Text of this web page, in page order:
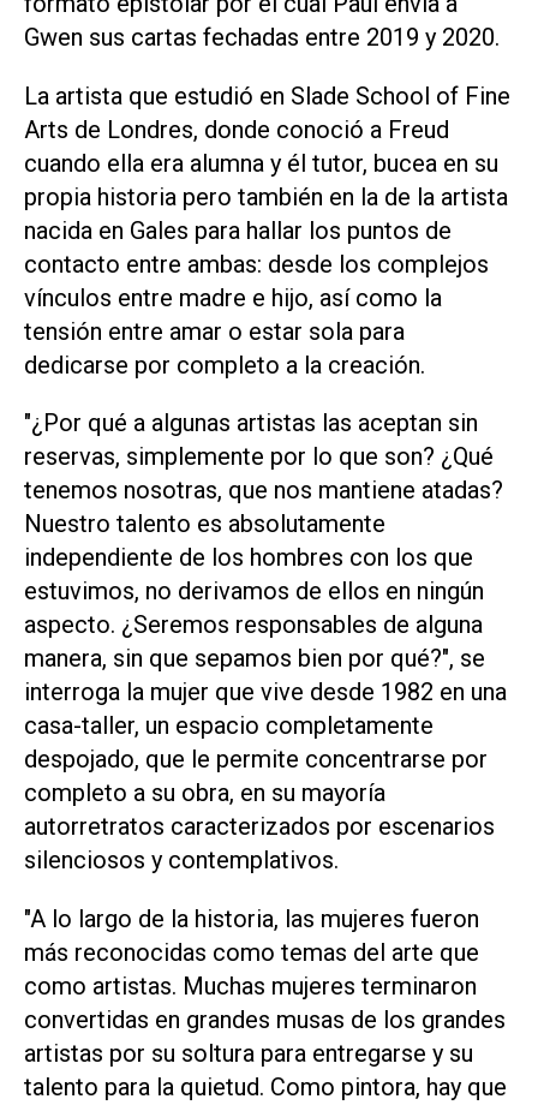
Gwen sus cartas fechadas entre 2019 y 2020.
La artista que estudió en Slade School of Fine
Arts de Londres, donde conoció a Freud
cuando ella era alumna y él tutor, bucea en su
propia historia pero también en la de la artista
nacida en Gales para hallar los puntos de
contacto entre ambas: desde los complejos
vínculos entre madre e hijo, así como la
tensión entre amar o estar sola para
dedicarse por completo a la creación.
"¿Por qué a algunas artistas las aceptan sin
reservas, simplemente por lo que son? ¿Qué
tenemos nosotras, que nos mantiene atadas?
Nuestro talento es absolutamente
independiente de los hombres con los que
estuvimos, no derivamos de ellos en ningún
aspecto. ¿Seremos responsables de alguna
manera, sin que sepamos bien por qué?", se
interroga la mujer que vive desde 1982 en una
casa-taller, un espacio completamente
despojado, que le permite concentrarse por
completo a su obra, en su mayoría
autorretratos caracterizados por escenarios
silenciosos y contemplativos.
"A lo largo de la historia, las mujeres fueron
más reconocidas como temas del arte que
como artistas. Muchas mujeres terminaron
convertidas en grandes musas de los grandes
artistas por su soltura para entregarse y su
talento para la quietud. Como pintora, hay que